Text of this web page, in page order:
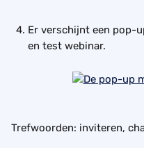
Er verschijnt een pop-
en test webinar.
Trefwoorden: inviteren,